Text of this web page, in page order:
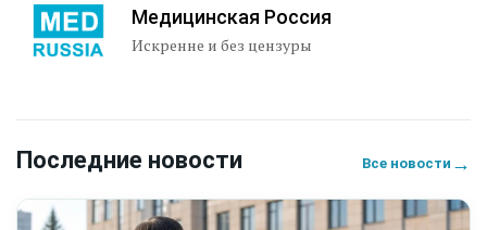
Медицинская Россия
Искренне и без цензуры
Последние новости Все новости →